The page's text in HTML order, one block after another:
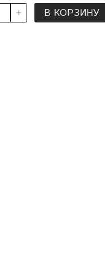
В КОРЗИНУ